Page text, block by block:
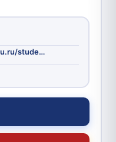
https://univeris.susu.ru/student/Account/Login